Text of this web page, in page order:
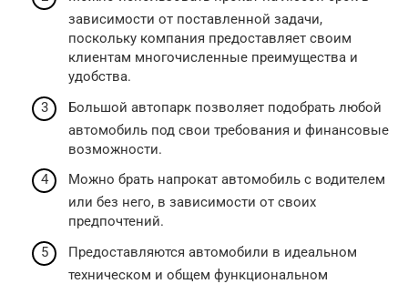
зависимости от поставленной задачи,
поскольку компания предоставляет своим
клиентам многочисленные преимущества и
удобства.
Большой автопарк позволяет подобрать любой
автомобиль под свои требования и финансовые
возможности.
Можно брать напрокат автомобиль с водителем
или без него, в зависимости от своих
предпочтений.
Предоставляются автомобили в идеальном
техническом и общем функциональном